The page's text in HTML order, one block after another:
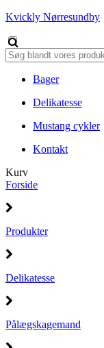
Kvickly Nørresundby
Bager
Delikatesse
Mustang cykler
Kontakt
Kurv
Forside
Produkter
Delikatesse
Pålægskagemand